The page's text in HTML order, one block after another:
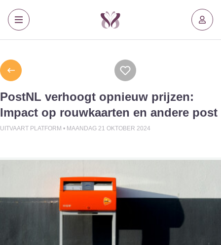
PostNL verhoogt opnieuw prijzen:
Impact op rouwkaarten en andere post
UITVAART PLATFORM • MAANDAG 21 OKTOBER 2024